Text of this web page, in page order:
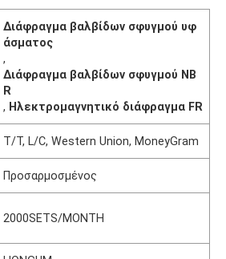
Διάφραγμα βαλβίδων σφυγμού υφ
άσματος
,
Διάφραγμα βαλβίδων σφυγμού NB
R
, Ηλεκτρομαγνητικό διάφραγμα FR
T/T, L/C, Western Union, MoneyGram
Προσαρμοσμένος
2000SETS/MONTH